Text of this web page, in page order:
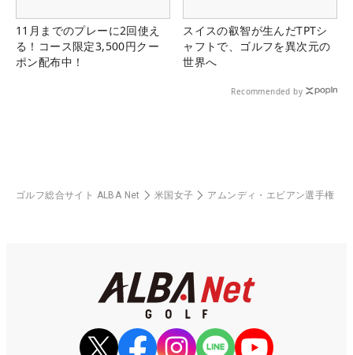
11月までのプレーに2回使え
る！コース限定3,500円クー
ポン配布中！
スイスの叡智が生んだTPTシ
ャフトで、ゴルフを異次元の
世界へ
Recommended by
ゴルフ総合サイト ALBA Net 米国女子 アムンディ・エビアン選手権